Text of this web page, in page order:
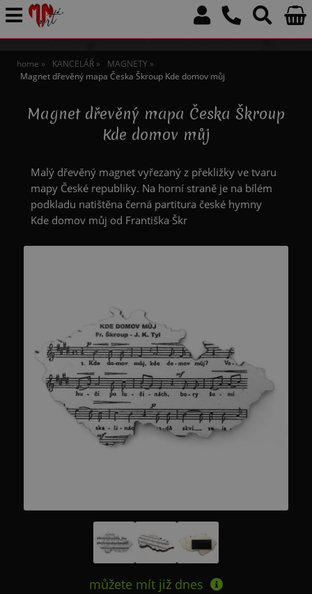
home KANCELÁŘ
MAGNETY
Magnet dřevěný mapa Česka Škroup Kde domov můj
Magnet dřevěný mapa Česka Škroup
Kde domov můj
Malý dřevěný magnet vyřezaný z překližky ve tvaru
mapy České republiky. Na horní straně je na bílém
podkladu natištěna černá partitura české hymny
Kde domov můj od Františka Škr
můžete mít již dnes